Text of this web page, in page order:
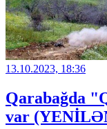
13.10.2023, 18:36
Qarabağda
var